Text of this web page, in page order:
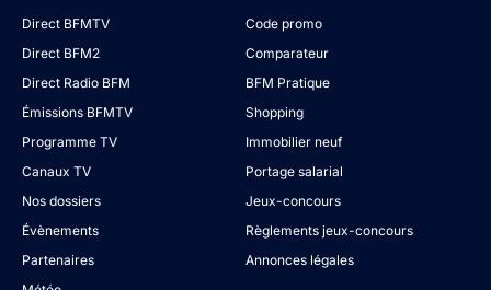
Direct BFMTV
Direct BFM2
Direct Radio BFM
Émissions BFMTV
Programme TV
Canaux TV
Nos dossiers
Évènements
Partenaires
Code promo
Comparateur
BFM Pratique
Shopping
Immobilier neuf
Portage salarial
Jeux-concours
Règlements jeux-concours
Annonces légales